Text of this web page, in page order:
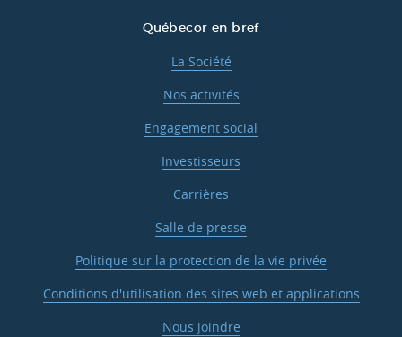
Québecor en bref
La Société
Nos activités
Engagement social
Investisseurs
Carrières
Salle de presse
Politique sur la protection de la vie privée
Conditions d'utilisation des sites web et applications
Nous joindre